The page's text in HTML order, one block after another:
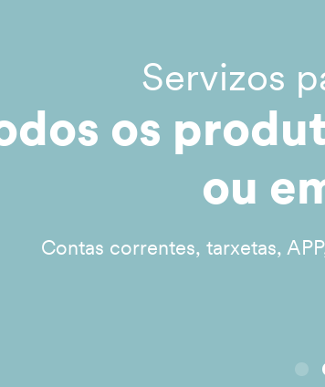
Servizos
os
ou
Contas correntes, tarxetas,